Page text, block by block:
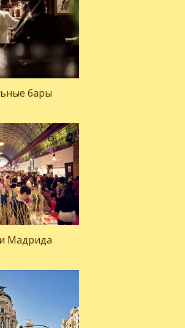
бары
Мадрида